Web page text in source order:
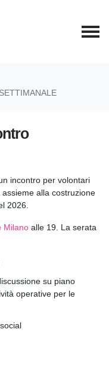
incontro per volontari
alla costruzione
2026.
Milano alle 19. La serata
su piano
operative per le